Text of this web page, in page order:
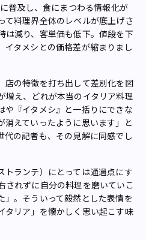
普及し、食にまつわる情報化が
て料理界全体のレベルが底上げさ
は減り、客単価も低下。値段を下
イタメシとの価格差が縮まりまし
の特徴を打ち出して差別化を図
増え、どれが本当のイタリア料理
や『イタメシ』と一括りにできな
消えていったように思います」と
代の記者も、その見解に同感でし
トランテ）にとっては通過点にす
されずに自分の料理を磨いていこ
」。そういって毅然とした表情を
タリア」を懐かしく思い起こす味